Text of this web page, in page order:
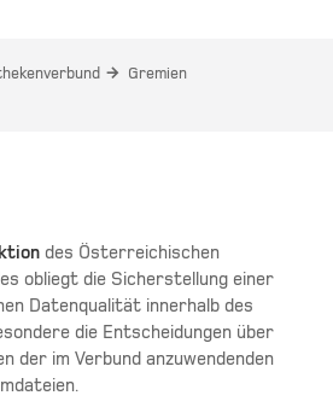
Gremien
des Österreichischen
obliegt die Sicherstellung einer
Datenqualität innerhalb des
die Entscheidungen über
der im Verbund anzuwendenden